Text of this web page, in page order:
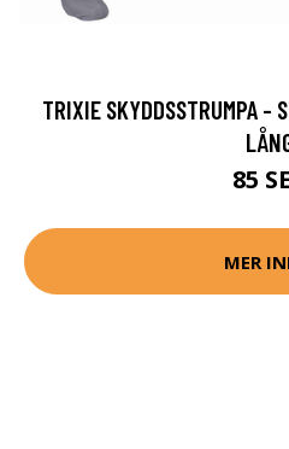
TRIXIE SKYDDSSTRUMPA -
85
MER